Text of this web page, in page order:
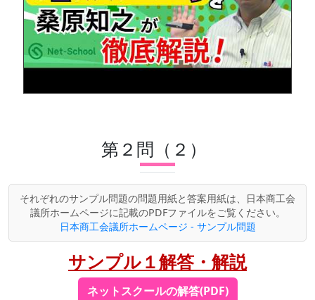
第２問（２）
それぞれのサンプル問題の問題用紙と答案用紙は、日本商工会
議所ホームページに記載のPDFファイルをご覧ください。
日本商工会議所ホームページ - サンプル問題
サンプル１解答・解説
ネットスクールの解答(PDF)